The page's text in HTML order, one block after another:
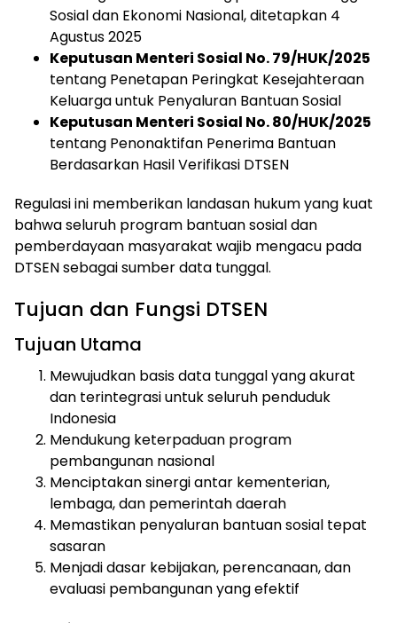
Sosial dan Ekonomi Nasional, ditetapkan 4
Agustus 2025
Keputusan Menteri Sosial No. 79/HUK/2025
tentang Penetapan Peringkat Kesejahteraan
Keluarga untuk Penyaluran Bantuan Sosial
Keputusan Menteri Sosial No. 80/HUK/2025
tentang Penonaktifan Penerima Bantuan
Berdasarkan Hasil Verifikasi DTSEN
Regulasi ini memberikan landasan hukum yang kuat
bahwa seluruh program bantuan sosial dan
pemberdayaan masyarakat wajib mengacu pada
DTSEN sebagai sumber data tunggal.
Tujuan dan Fungsi DTSEN
Tujuan Utama
Mewujudkan basis data tunggal yang akurat
dan terintegrasi untuk seluruh penduduk
Indonesia
Mendukung keterpaduan program
pembangunan nasional
Menciptakan sinergi antar kementerian,
lembaga, dan pemerintah daerah
Memastikan penyaluran bantuan sosial tepat
sasaran
Menjadi dasar kebijakan, perencanaan, dan
evaluasi pembangunan yang efektif